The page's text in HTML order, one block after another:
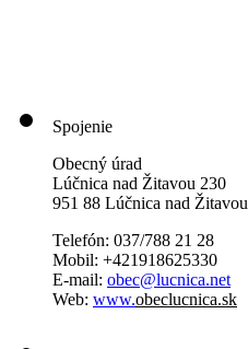
Spojenie
Obecný úrad
Lúčnica nad Žitavou 230
951 88 Lúčnica nad Žitavou
Telefón: 037/788 21 28
Mobil: +421918625330
E-mail: obec@lucnica.net
Web: www.obeclucnica.sk